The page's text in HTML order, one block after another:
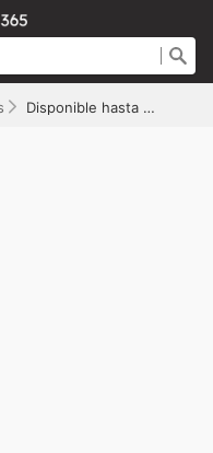
Disponible hasta el 01/11/2025